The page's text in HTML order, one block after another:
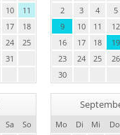
10
11
17
18
24
25
31
2
3 4 5
9
10 11 12
16
17 18 19
23
24 25 26
30
Sa
So
Mo Di Mi Do